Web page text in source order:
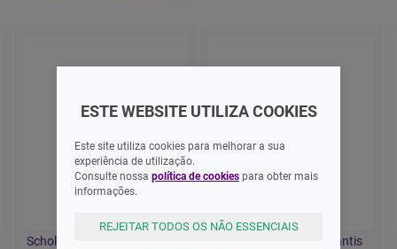
Scholl Gelactiv Palmilha Bota
Herbitas Palmilha Infantis
ESTE WEBSITE UTILIZA COOKIES
Este site utiliza cookies para melhorar a sua
experiência de utilização.
Consulte nossa política de cookies para obter mais
informações.
REJEITAR TODOS OS NÃO ESSENCIAIS